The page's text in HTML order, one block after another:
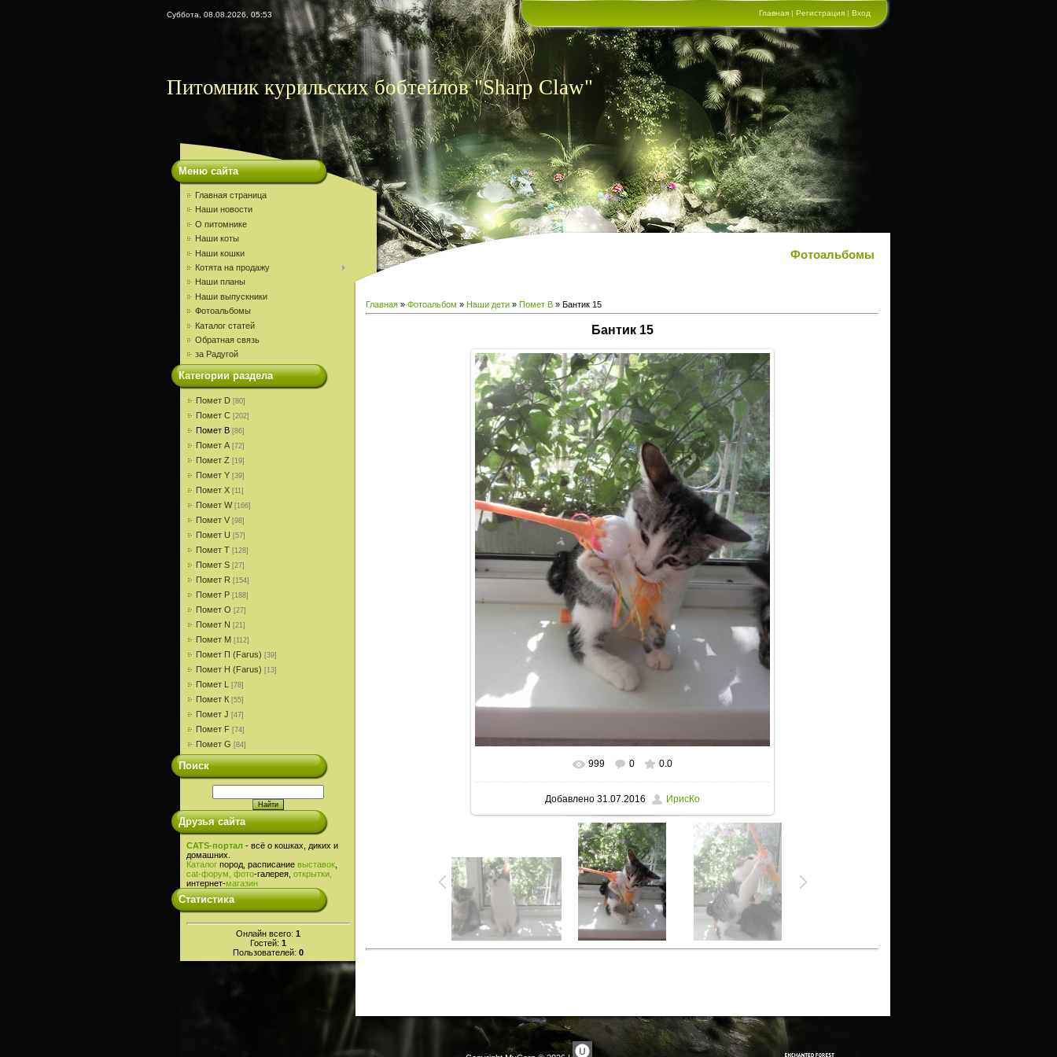
Суббота, 08.08.2026, 05:53 Главная | Регистрация | Вход
Питомник курильских бобтейлов "Sharp Claw"
Меню сайта
Главная страница
Наши новости
О питомнике
Наши коты
Наши кошки
Котята на продажу
Наши планы
Наши выпускники
Фотоальбомы
Каталог статей
Обратная связь
за Радугой
Категории раздела
Помет D [80]
Помет С [202]
Помет В [86]
Помет A [72]
Помет Z [19]
Помет Y [39]
Помет X [11]
Помет W [166]
Помет V [98]
Помет U [57]
Помет T [128]
Помет S [27]
Помет R [154]
Помет P [188]
Помет О [27]
Помет N [21]
Помет M [112]
Помет П (Farus) [39]
Помет Н (Farus) [13]
Помет L [78]
Помет К [55]
Помет J [47]
Помет F [74]
Помет G [84]
Поиск
Друзья сайта
CATS-портал - всё о кошках, диких и
домашних.
Каталог пород, расписание выставок
cat-форум, фото-галерея, открытки,
интернет-магазин
Статистика
Онлайн всего: 1
Гостей: 1
Пользователей: 0
Фотоальбомы
Главная » Фотоальбом » Наши дети » Помет В » Бантик 15
Бантик 15
В реальном размере 768x1024
999 0 0.0
Добавлено31.07.2016 ИрисКо